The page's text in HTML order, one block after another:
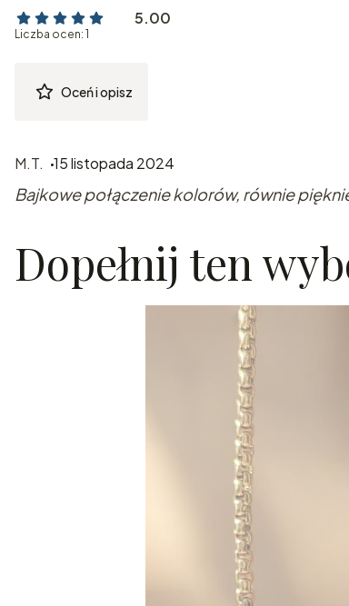
5.00
Liczba ocen: 1
Oceń i opisz
M.T. 15 listopada 2024
Bajkowe połączenie kolorów, równie
Dopełnij ten